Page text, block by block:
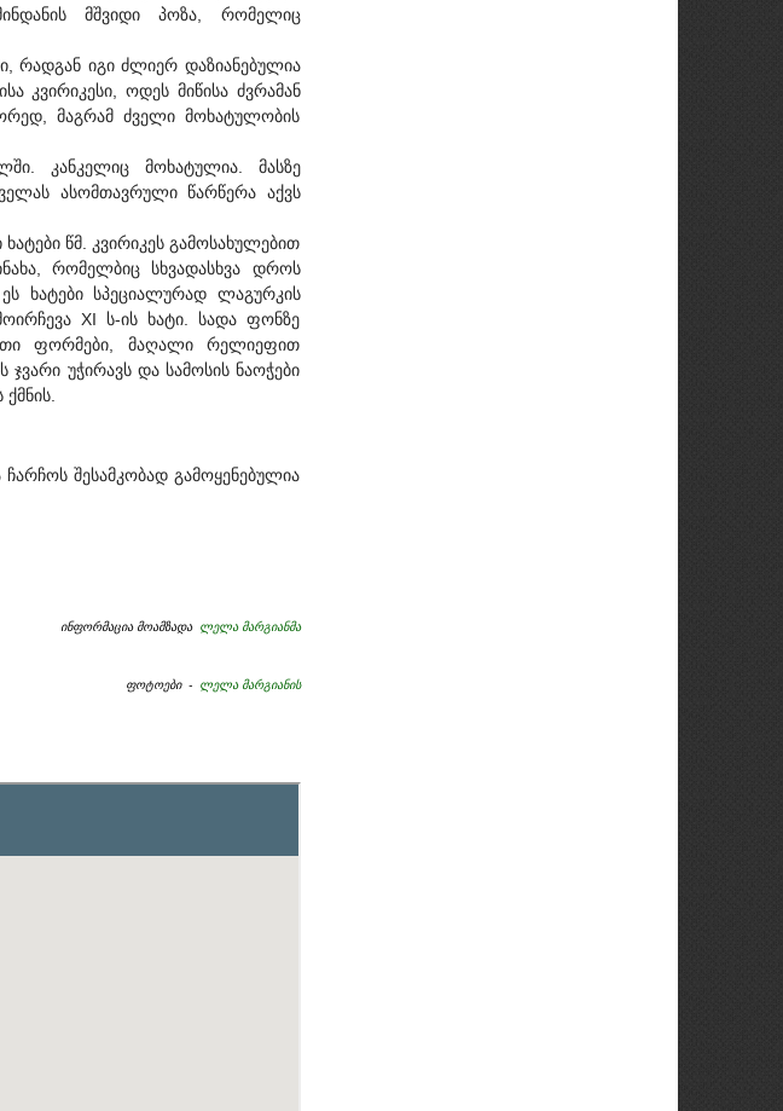
მშვიდი პოზა, რომელიც
რადგან იგი ძლიერ დაზიანებულია
კვირიკესი, ოდეს მიწისა ძვრამან
მაგრამ ძველი მოხატულობის
კანკელიც მოხატულია. მასზე
ასომთავრული წარწერა აქვს
წმ. კვირიკეს გამოსახულებით
რომელბიც სხვადასხვა დროს
ხატები სპეციალურად ლაგურკის
XI ს-ის ხატი. სადა ფონზე
ფორმები, მაღალი რელიეფით
უჭირავს და სამოსის ნაოჭები
შესამკობად გამოყენებულია
ინფორმაცია მოამზადა ლელა მარგიანმა
ფოტოები - ლელა მარგიანის